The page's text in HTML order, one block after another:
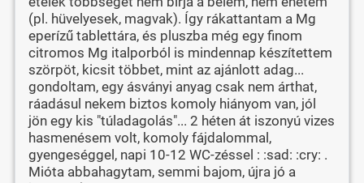
(pl. hüvelyesek, magvak). Így rákattantam a Mg
eperízű tablettára, és pluszba még egy finom
citromos Mg italporból is mindennap készítettem
szörpöt, kicsit többet, mint az ajánlott adag...
gondoltam, egy ásványi anyag csak nem árthat,
ráadásul nekem biztos komoly hiányom van, jól
jön egy kis "túladagolás"... 2 héten át iszonyú vizes
hasmenésem volt, komoly fájdalommal,
gyengeséggel, napi 10-12 WC-zéssel : :sad: :cry: .
Mióta abbahagytam, semmi bajom, újra jó a